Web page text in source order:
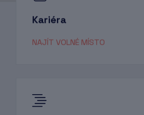
Kariéra
NAJÍT VOLNÉ MÍSTO